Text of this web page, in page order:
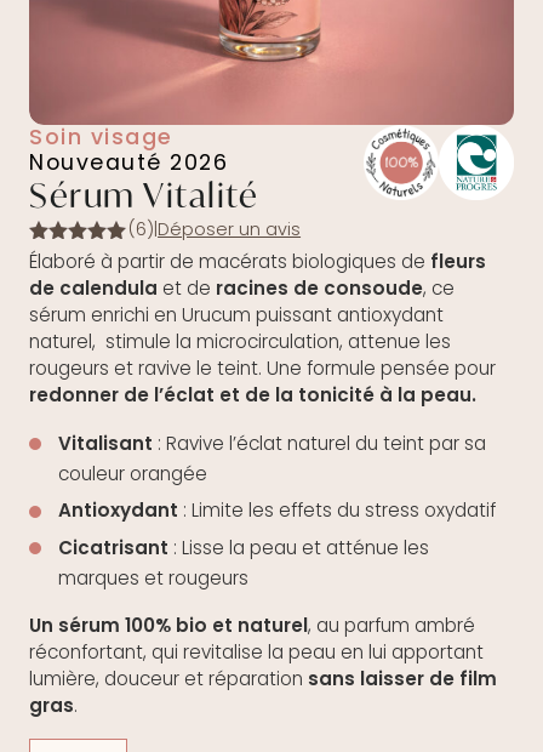
Soin visage
Nouveauté 2026
Sérum Vitalité
Note5.00
(6) Déposer un avis
Élaboré à partir de macérats biologiques de fleurs
de calendula et de racines de consoude, ce
sérum enrichi en Urucum puissant antioxydant
naturel, stimule la microcirculation, attenue les
rougeurs et ravive le teint. Une formule pensée pour
redonner de l’éclat et de la tonicité à la peau.
Vitalisant : Ravive l’éclat naturel du teint par sa
couleur orangée
Antioxydant : Limite les effets du stress oxydatif
Cicatrisant : Lisse la peau et atténue les
marques et rougeurs
Un sérum 100% bio et naturel, au parfum ambré
réconfortant, qui revitalise la peau en lui apportant
lumière, douceur et réparation sans laisser de film
gras.